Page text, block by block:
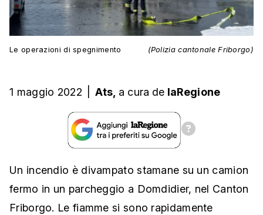
Le operazioni di spegnimento (Polizia cantonale Friborgo)
1 maggio 2022 Ats, a cura de laRegione
Un incendio è divampato stamane su un camion
fermo in un parcheggio a Domdidier, nel Canton
Friborgo. Le fiamme si sono rapidamente